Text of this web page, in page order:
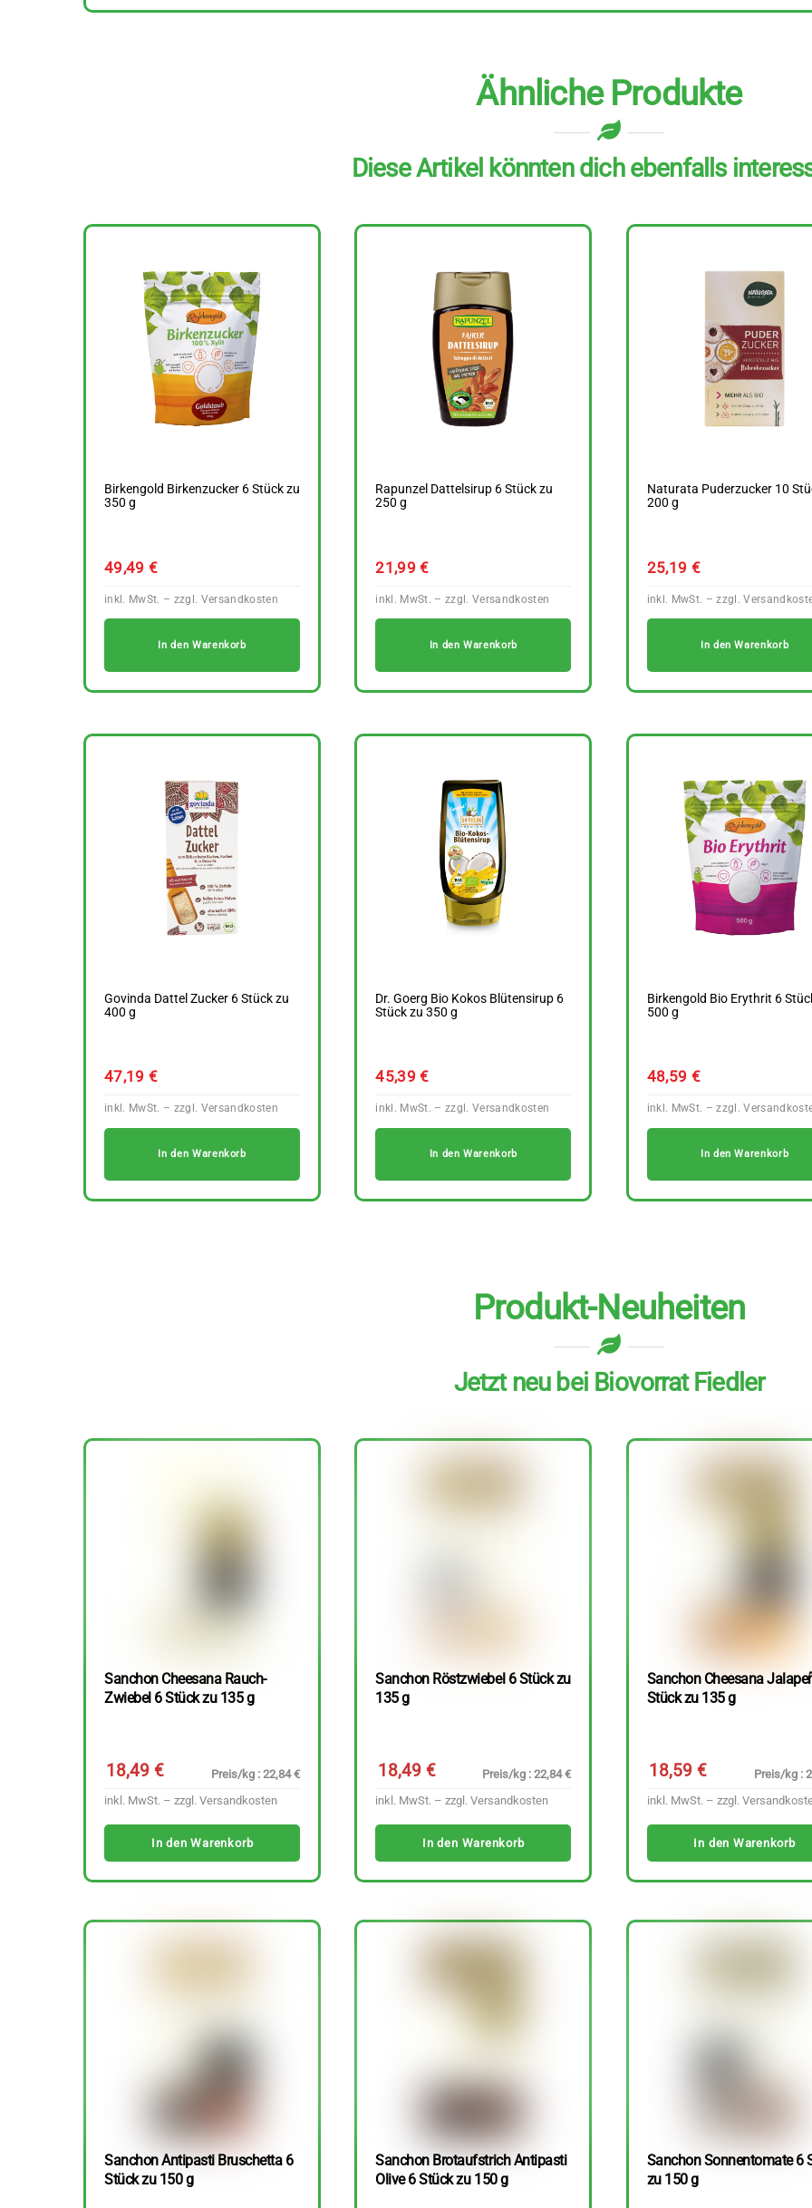
Ähnliche Produkte
Diese Artikel könnten dich ebenfalls
Birkengold Birkenzucker 6 Stück zu
350 g
49,49€
In den Warenkorb
Rapunzel Dattelsirup 6 Stück zu
250 g
21,99€
In den Warenkorb
Naturata Puderzucker 10
200 g
25,19 €
In den Warenkorb
Govinda Dattel Zucker 6 Stück zu
400 g
47,19€
In den Warenkorb
Dr. Goerg Bio Kokos Blütensirup 6
Stück zu 350 g
45,39€
In den Warenkorb
Birkengold Bio Erythrit 6
500 g
48,59 €
In den Warenkorb
Produkt-Neuheiten
Jetzt neu bei Biovorrat Fiedler
Sanchon Cheesana Rauch-
Zwiebel 6 Stück zu 135 g
18,49€
Preis/kg : 22,84 €
inkl. MwSt. – zzgl. Versandkosten
In den Warenkorb
Sanchon Röstzwiebel 6 Stück zu
135 g
18,49 €
Preis/kg : 22,84 €
inkl. MwSt. – zzgl.Versandkosten
In den Warenkorb
Sanchon Cheesana
Stück zu 135 g
18,59 €
Preis/kg :
inkl. MwSt. – zzgl.
In den Warenkorb
Sanchon Antipasti Bruschetta 6
Stück zu 150 g
Sanchon Brotaufstrich Antipasti
Olive 6 Stück zu 150 g
Sanchon Sonnentomate 6
zu 150 g